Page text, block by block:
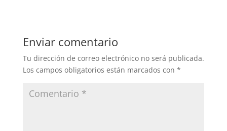
Enviar comentario
Tu dirección de correo electrónico no será publicada.
Los campos obligatorios están marcados con *